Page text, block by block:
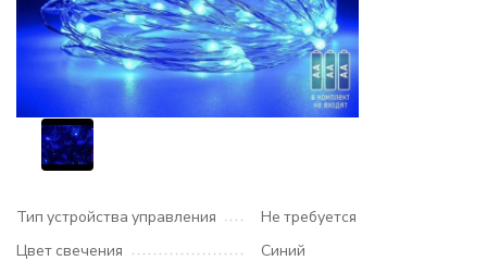
Тип устройства управления
Не требуется
Цвет свечения
Синий